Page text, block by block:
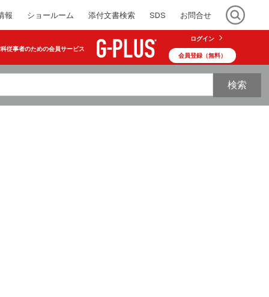
報 ショールーム 添付文書検索 SDS お問合せ
従事者のための会員サービス
ログイン
会員登録（無料）
検索